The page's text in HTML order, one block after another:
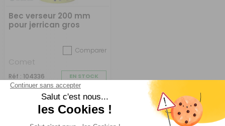
Bec verseur 200 mm
pour jerrican gros
Comparer
Comet
Réf : 104336 EN STOCK
(4)